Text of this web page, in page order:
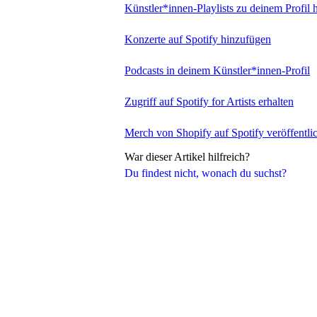
Du findest nicht, wonach du suchst?
Künstler*innen-Playlists zu deinem Profil
Konzerte auf Spotify hinzufügen
Podcasts in deinem Künstler*innen-Profil
Zugriff auf Spotify for Artists erhalten
Merch von Shopify auf Spotify
War dieser Artikel hilfreich?